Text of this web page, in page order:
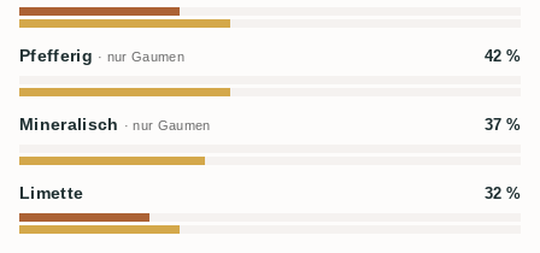
Pfefferig · nur Gaumen 42 %
Mineralisch · nur Gaumen 37 %
Limette 32 %